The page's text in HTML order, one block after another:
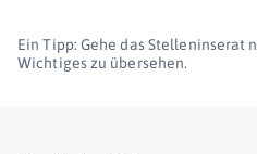
Ein Tipp: Gehe das Stelleninserat
Wichtiges zu übersehen.